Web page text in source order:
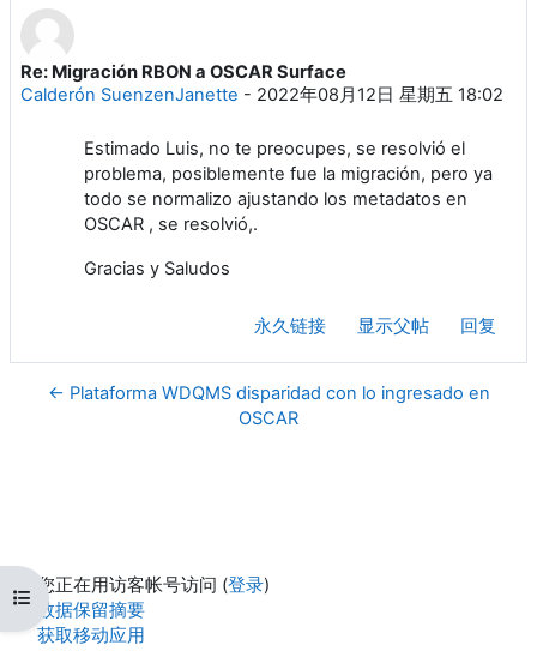
打开课程索引
Re: Migración RBON a OSCAR Surface
Calderón SuenzenJanette - 2022年08月12日 星期五 18:02
回帖数：0
Estimado Luis, no te preocupes, se resolvió el
problema, posiblemente fue la migración, pero ya
todo se normalizo ajustando los metadatos en
OSCAR , se resolvió,.
Gracias y Saludos
永久链接 显示父帖 回复
← Plataforma WDQMS disparidad con lo ingresado en
OSCAR
您正在用访客帐号访问 (登录)
‎数据保留摘要‎
获取移动应用